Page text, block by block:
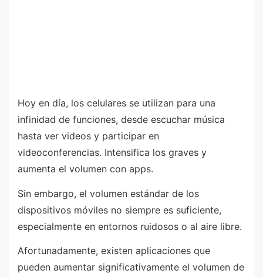
Hoy en día, los celulares se utilizan para una
infinidad de funciones, desde escuchar música
hasta ver videos y participar en
videoconferencias. Intensifica los graves y
aumenta el volumen con apps.
Sin embargo, el volumen estándar de los
dispositivos móviles no siempre es suficiente,
especialmente en entornos ruidosos o al aire libre.
Afortunadamente, existen aplicaciones que
pueden aumentar significativamente el volumen de